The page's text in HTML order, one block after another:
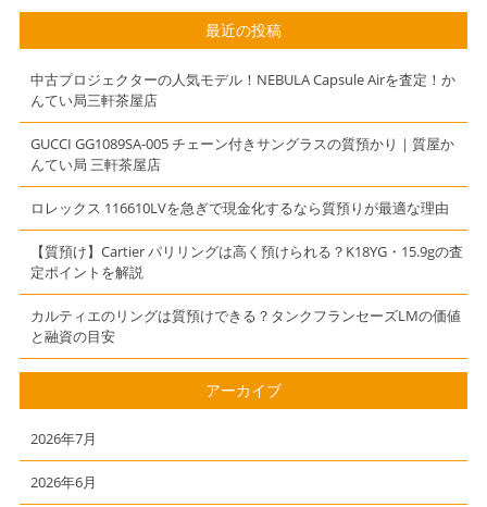
1988-2011を高
く売る為に知っ
ておきたいポイ
ント
イヴィトン】
【バッグ】【か
んてい局】【三
軒茶屋】
最近の投稿
中古プロジェクターの人気モデル！NEBULA Capsule Airを査定！か
んてい局三軒茶屋店
GUCCI GG1089SA-005 チェーン付きサングラスの質預かり｜質屋か
んてい局 三軒茶屋店
ロレックス 116610LVを急ぎで現金化するなら質預りが最適な理由
【質預け】Cartier パリリングは高く預けられる？K18YG・15.9gの査
定ポイントを解説
カルティエのリングは質預けできる？タンクフランセーズLMの価値
と融資の目安
アーカイブ
2026年7月
2026年6月